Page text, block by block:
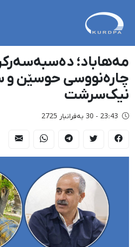
مەهاباد؛
چارەنووسی حوسێن و
نیک‌سرشت
23:43 - 30 بەفرانبار 2725